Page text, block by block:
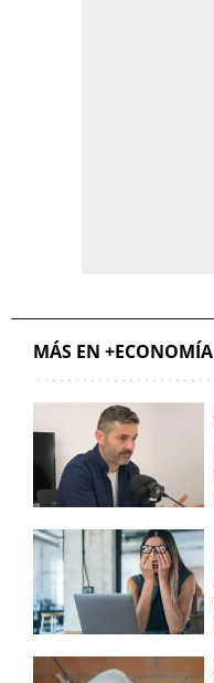
MÁS EN +ECONOMÍA